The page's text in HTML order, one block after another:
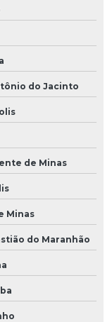
do Jacinto
de Minas
Minas
do Maranhão